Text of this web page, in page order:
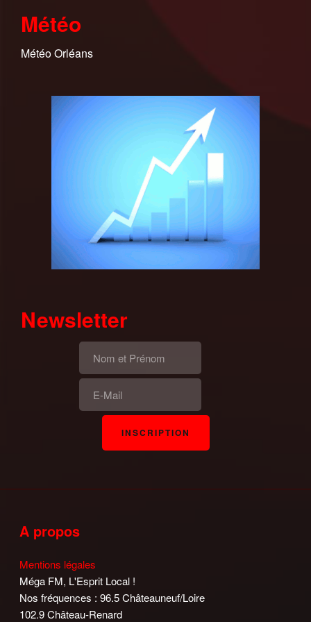
Météo
Météo Orléans
Newsletter
A propos
Mentions légales
Méga FM, L'Esprit Local !
Nos fréquences : 96.5 Châteauneuf/Loire
102.9 Château-Renard